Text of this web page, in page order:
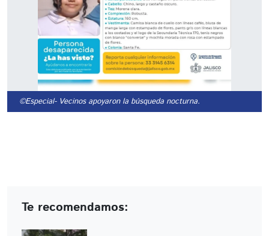
©Especial- Vecinos apoyaron la búsqueda nocturna.
Te recomendamos: